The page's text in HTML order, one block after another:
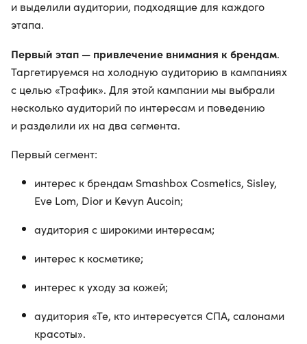
и выделили аудитории, подходящие для каждого
этапа.
Первый этап — привлечение внимания к брендам.
Таргетируемся на холодную аудиторию в кампаниях
с целью «Трафик». Для этой кампании мы выбрали
несколько аудиторий по интересам и поведению
и разделили их на два сегмента.
Первый сегмент:
интерес к брендам Smashbox Cosmetics, Sisley,
Eve Lom, Dior и Kevyn Aucoin;
аудитория с широкими интересам;
интерес к косметике;
интерес к уходу за кожей;
аудитория «Те, кто интересуется СПА, салонами
красоты».